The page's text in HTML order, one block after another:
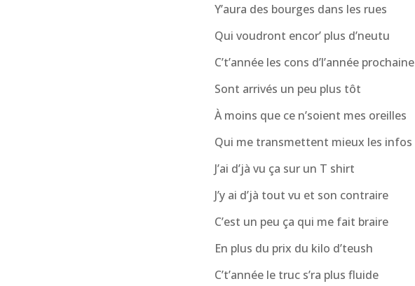
Y’aura des bourges dans les rues
Qui voudront encor’ plus d’neutu
C’t’année les cons d’l’année prochaine
Sont arrivés un peu plus tôt
À moins que ce n’soient mes oreilles
Qui me transmettent mieux les infos
J’ai d’jà vu ça sur un T shirt
J’y ai d’jà tout vu et son contraire
C’est un peu ça qui me fait braire
En plus du prix du kilo d’teush
C’t’année le truc s’ra plus fluide